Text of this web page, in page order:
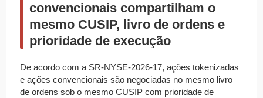
convencionais compartilham o
mesmo CUSIP, livro de ordens e
prioridade de execução
De acordo com a SR-NYSE-2026-17, ações tokenizadas
e ações convencionais são negociadas no mesmo livro
de ordens sob o mesmo CUSIP com prioridade de